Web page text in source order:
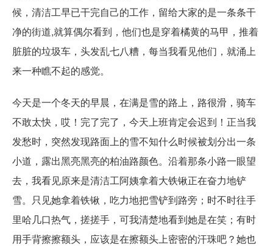
候，清洁工早已干完自己的工作，留给大家的是一条条干
净的街道,就算偶尔看到，他们也是穿着橘黄的马甲，推着
脏脏的垃圾车，头发乱七八糟，每当我看见他们，就涌上
来一种瞧不起的感觉。
今天是一个冬天的早晨，在满是雪的路上，路很滑，骑车
不敢太快，哎！完了完了，今天上班肯定会迟到！正当我
发愁时，突然发现路面上的雪不知什么时候被划分出一条
小道，露出黑亮黑亮的柏油路颜色。沿着那条小路一眼望
去，我看见原来是清洁工阿姨拿着大铁锹正在奋力地铲
雪。只见她拿着铁锹，吃力地把雪铲到路旁；时不时往手
里哈几口热气，搓搓手，可我清楚地看到她是在笑；有时
用手背擦擦额头，应该是在擦额头上密密的汗珠吧？她也